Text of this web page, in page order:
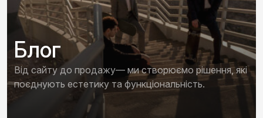
Блог
Від сайту до продажу— ми створюємо рішення, які
поєднують естетику та функціональність.